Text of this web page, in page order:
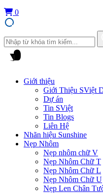
0
Giới thiệu
Giới Thiệu SViệt
Dự án
Tin SViệt
Tin Blogs
Liên Hệ
Nhãn hiệu Sunshine
Nẹp Nhôm
Nẹp nhôm chữ V
Nẹp Nhôm Chữ T
Nẹp Nhôm Chữ L
Nẹp Nhôm Chữ U
Nẹp Len Chân